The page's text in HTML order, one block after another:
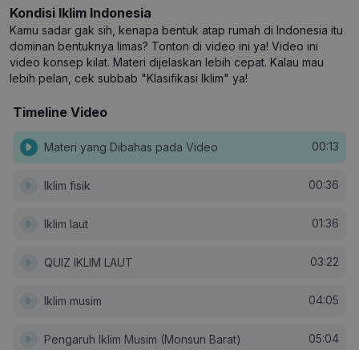
Kondisi Iklim Indonesia
Kamu sadar gak sih, kenapa bentuk atap rumah di Indonesia itu
dominan bentuknya limas? Tonton di video ini ya! Video ini
video konsep kilat. Materi dijelaskan lebih cepat. Kalau mau
lebih pelan, cek subbab "Klasifikasi Iklim" ya!
Timeline Video
Materi yang Dibahas pada Video 00:13
Iklim fisik 00:36
Iklim laut 01:36
QUIZ IKLIM LAUT 03:22
Iklim musim 04:05
Pengaruh Iklim Musim (Monsun Barat) 05:04